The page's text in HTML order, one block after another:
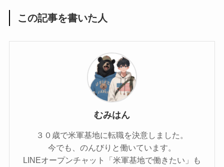
この記事を書いた人
むみはん
３０歳で米軍基地に転職を決意しました。
今でも、のんびりと働いています。
LINEオープンチャット「米軍基地で働きたい」も